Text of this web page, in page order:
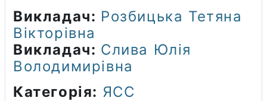
Викладач: Розбицька Тетяна
Вікторівна
Викладач: Слива Юлія
Володимирівна
Категорія: ЯСС